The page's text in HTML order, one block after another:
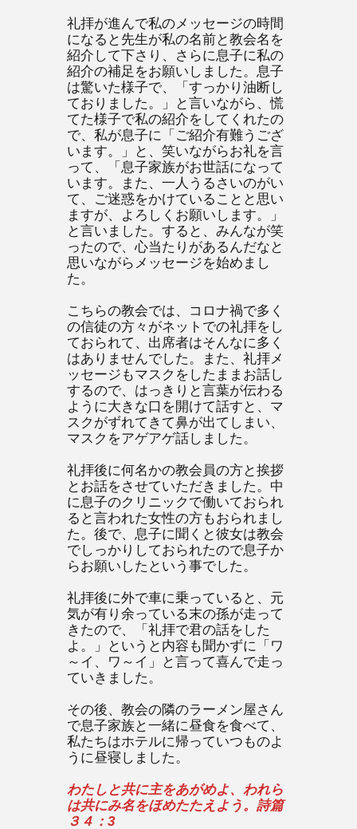
礼拝が進んで私のメッセージの時間
になると先生が私の名前と教会名を
紹介して下さり、さらに息子に私の
紹介の補足をお願いしました。息子
は驚いた様子で、「すっかり油断し
ておりました。」と言いながら、慌
てた様子で私の紹介をしてくれたの
で、私が息子に「ご紹介有難うござ
います。」と、笑いながらお礼を言
って、「息子家族がお世話になって
います。また、一人うるさいのがい
て、ご迷惑をかけていることと思い
ますが、よろしくお願いします。」
と言いました。すると、みんなが笑
ったので、心当たりがあるんだなと
思いながらメッセージを始めまし
た。
こちらの教会では、コロナ禍で多く
の信徒の方々がネットでの礼拝をし
ておられて、出席者はそんなに多く
はありませんでした。また、礼拝メ
ッセージもマスクをしたままお話し
するので、はっきりと言葉が伝わる
ように大きな口を開けて話すと、マ
スクがずれてきて鼻が出てしまい、
マスクをアゲアゲ話しました。
礼拝後に何名かの教会員の方と挨拶
とお話をさせていただきました。中
に息子のクリニックで働いておられ
ると言われた女性の方もおられまし
た。後で、息子に聞くと彼女は教会
でしっかりしておられたので息子か
らお願いしたという事でした。
礼拝後に外で車に乗っていると、元
気が有り余っている末の孫が走って
きたので、「礼拝で君の話をした
よ。」というと内容も聞かずに「ワ
～イ、ワ～イ」と言って喜んで走っ
ていきました。
その後、教会の隣のラーメン屋さん
で息子家族と一緒に昼食を食べて、
私たちはホテルに帰っていつものよ
うに昼寝しました。
わたしと共に主をあがめよ、われら
は共にみ名をほめたたえよう。詩篇
３４：3